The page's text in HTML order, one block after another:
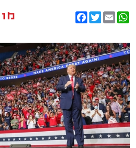
FacebookTwitterEmail
WhatsApp